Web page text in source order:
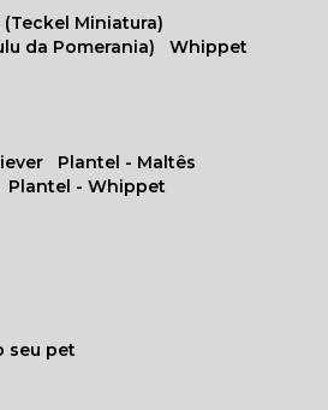
Plantel - Maltês
Plantel - Whippet
seu pet
(Teckel Miniatura)
da Pomerania)
Whippet